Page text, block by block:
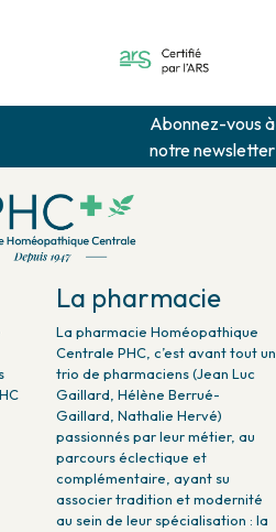
Abonnez-vous à
notre newsletter
La pharmacie
La pharmacie Homéopathique
Centrale PHC, c’est avant tout un
trio de pharmaciens (Jean Luc
Gaillard, Hélène Berrué-
Gaillard, Nathalie Hervé)
passionnés par leur métier, au
parcours éclectique et
complémentaire, ayant su
associer tradition et modernité
au sein de leur spécialisation : la